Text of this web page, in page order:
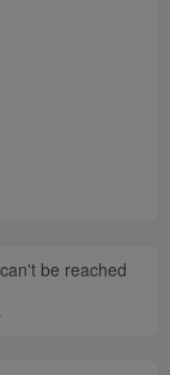
be reached